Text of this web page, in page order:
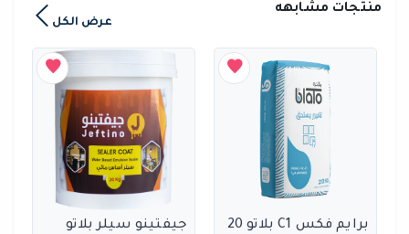
منتجات مشابهه
عرض الكل
برايم فكس C1 بلاتو 20
جيفتينو سيلر بلاتو